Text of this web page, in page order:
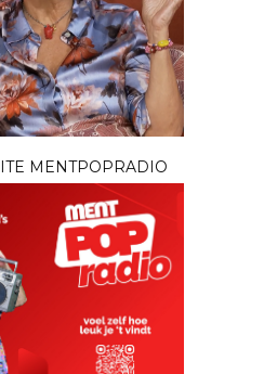
MENTPOPRADIO